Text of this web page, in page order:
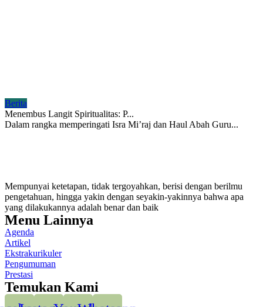
Berita
Menembus Langit Spiritualitas: P...
Dalam rangka memperingati Isra Mi’raj dan Haul Abah Guru...
Mempunyai ketetapan, tidak tergoyahkan, berisi dengan berilmu
pengetahuan, hingga yakin dengan seyakin-yakinnya bahwa apa
yang dilakukannya adalah benar dan baik
Menu Lainnya
Agenda
Artikel
Ekstrakurikuler
Pengumuman
Prestasi
Temukan Kami